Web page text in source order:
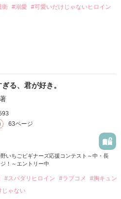
ったので♡
りますのでお気をつけ下さい。
です。
ンテスト
ただきました！
密を抱えてる。
危険で甘いお話。
』に欠かせない、俺の大事な一
ったけど。
・学年トップの優等生
』総長
倒的な武力とカリスマ性。
中に黒曜 総長と書かれたマント
せているので、それをみたくな
！
を読む
衛 #溺愛
#可愛いだけじゃないヒロイン
きたあさひ。
王子様扱いされていたあさひは
いうことを隠していた。
ものが好きだということを隠さ
そうと決意する。
拐されかけているところに遭遇
やその兄の四つ子と関わること
う月島家の兄妹と関わりながら、
ていく。
30
る、君が好き。
63ページ
いちごビギナーズ応援コンテスト～中・長
！～エントリー中
#スパダリヒロイン #ラブコメ
#胸キュン
じゃない